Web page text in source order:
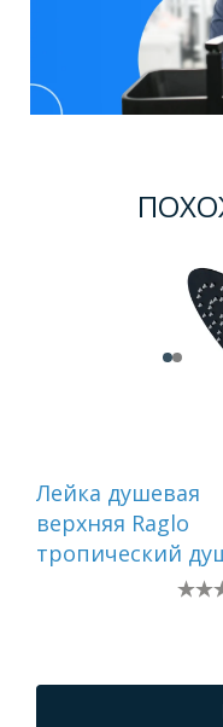
Лейка душевая
верхняя Raglo
тропический
нержавеющая